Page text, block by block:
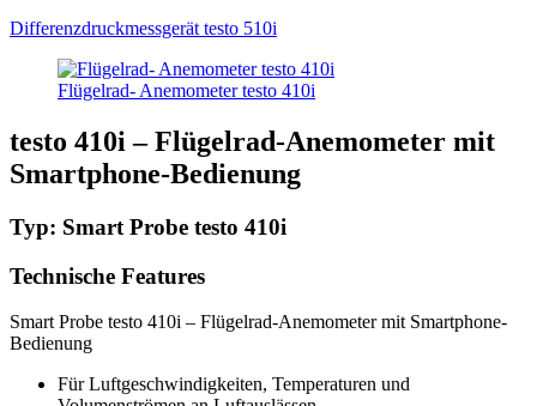
Differenzdruckmessgerät testo 510i
Flügelrad- Anemometer testo 410i
testo 410i – Flügelrad-Anemometer mit
Smartphone-Bedienung
Typ: Smart Probe testo 410i
Technische Features
Smart Probe testo 410i – Flügelrad-Anemometer mit Smartphone-
Bedienung
Für Luftgeschwindigkeiten, Temperaturen und